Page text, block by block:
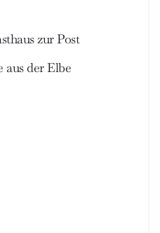
zur Post
aus der Elbe